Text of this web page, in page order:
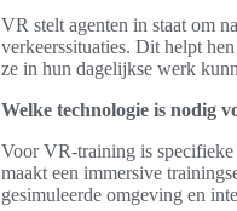
VR stelt agenten in staat om
verkeerssituaties. Dit helpt
ze in hun dagelijkse werk
Welke technologie is nodig
Voor VR-training is
maakt een immersive
gesimuleerde omgeving en